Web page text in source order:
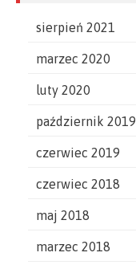
sierpień 2021
marzec 2020
luty 2020
październik 2019
czerwiec 2019
czerwiec 2018
maj 2018
marzec 2018